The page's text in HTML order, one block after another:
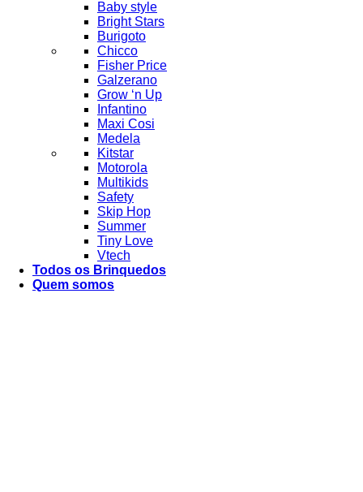
Baby style
Bright Stars
Burigoto
Chicco
Fisher Price
Galzerano
Grow ‘n Up
Infantino
Maxi Cosi
Medela
Kitstar
Motorola
Multikids
Safety
Skip Hop
Summer
Tiny Love
Vtech
Todos os Brinquedos
Quem somos